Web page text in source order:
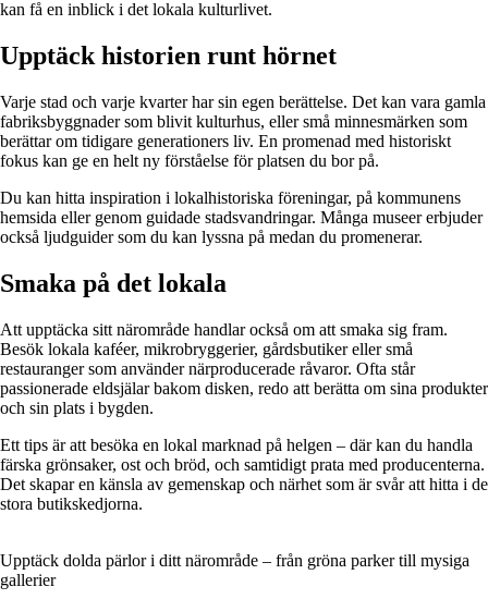
kan få en inblick i det lokala kulturlivet.
Upptäck historien runt hörnet
Varje stad och varje kvarter har sin egen berättelse. Det kan vara gamla
fabriksbyggnader som blivit kulturhus, eller små minnesmärken som
berättar om tidigare generationers liv. En promenad med historiskt
fokus kan ge en helt ny förståelse för platsen du bor på.
Du kan hitta inspiration i lokalhistoriska föreningar, på kommunens
hemsida eller genom guidade stadsvandringar. Många museer erbjuder
också ljudguider som du kan lyssna på medan du promenerar.
Smaka på det lokala
Att upptäcka sitt närområde handlar också om att smaka sig fram.
Besök lokala kaféer, mikrobryggerier, gårdsbutiker eller små
restauranger som använder närproducerade råvaror. Ofta står
passionerade eldsjälar bakom disken, redo att berätta om sina produkter
och sin plats i bygden.
Ett tips är att besöka en lokal marknad på helgen – där kan du handla
färska grönsaker, ost och bröd, och samtidigt prata med producenterna.
Det skapar en känsla av gemenskap och närhet som är svår att hitta i de
stora butikskedjorna.
Upptäck dolda pärlor i ditt närområde – från gröna parker till mysiga
gallerier